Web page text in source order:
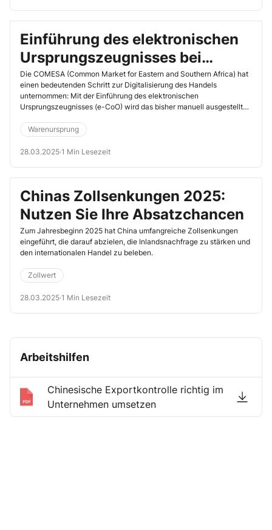
Einführung des elektronischen
Ursprungszeugnisses bei
COMESA – Was Sie als
Exporteur wissen müssen
Die COMESA (Common Market for Eastern and Southern Africa) hat
einen bedeutenden Schritt zur Digitalisierung des Handels
unternommen: Mit der Einführung des elektronischen
Ursprungszeugnisses (e-CoO) wird das bisher manuell ausgestellte
November 2024 mit Eswatini und wurde im Dezember 2024 von
Malawi und Sambia übernommen. Ziel dieser Maßnahme ist es,
Handelsprozesse zu vereinfachen, Kosten zu senken und die
Warenursprung
28.03.2025·1 Min Lesezeit
Chinas Zollsenkungen 2025:
Nutzen Sie Ihre Absatzchancen
Zum Jahresbeginn 2025 hat China umfangreiche Zollsenkungen
eingeführt, die darauf abzielen, die Inlandsnachfrage zu stärken und
den internationalen Handel zu beleben.
Zollwert
28.03.2025·1 Min Lesezeit
Arbeitshilfen
Chinesische Exportkontrolle richtig im
Unternehmen umsetzen